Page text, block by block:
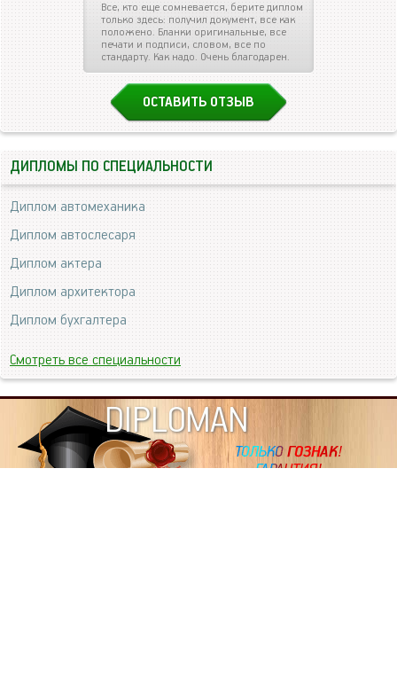
Все, кто еще сомневается, берите диплом
только здесь: получил документ, все как
положено. Бланки оригинальные, все
печати и подписи, словом, все по
стандарту. Как надо. Очень благодарен.
ОСТАВИТЬ ОТЗЫВ
ДИПЛОМЫ ПО СПЕЦИАЛЬНОСТИ
Диплом автомеханика
Диплом автослесаря
Диплом актера
Диплом архитектора
Диплом бухгалтера
Смотреть все специальности
DIPLOMAN